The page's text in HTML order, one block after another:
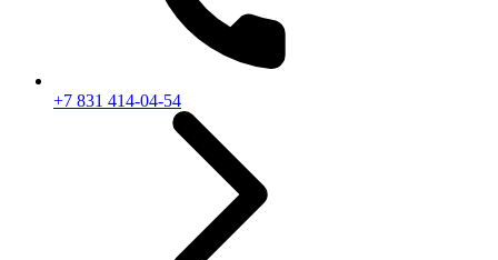
+7 831 414-04-54